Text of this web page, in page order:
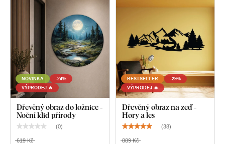
Deska splňujeevropský emisní standard E1
vhodná do interiéru(včetně dětského pokoje).
Co najdete v balení?
Obraz pro chlapce - Florbalista - Brankář + míček
NOVINKA
-24%
VÝPRODEJ 🔥
Dřevěný obraz do ložnice -
Noční klid přírody
(0)
619 Kč
BESTSELLER
-29%
VÝPRODEJ 🔥
Dřevěný obraz na zeď -
Hory a les
(38)
889 Kč